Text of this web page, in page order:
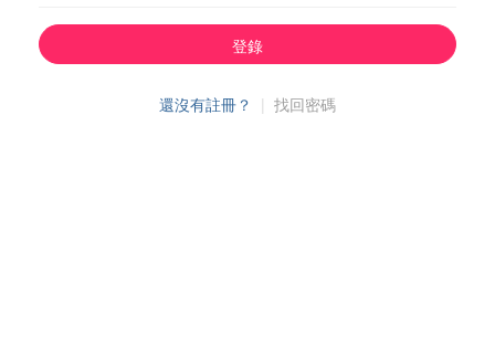
登錄
還沒有註冊？ | 找回密碼